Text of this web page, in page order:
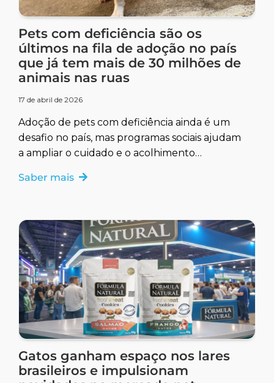
Pets com deficiência são os
últimos na fila de adoção no país
que já tem mais de 30 milhões de
animais nas ruas
17 de abril de 2026
Adoção de pets com deficiência ainda é um
desafio no país, mas programas sociais ajudam
a ampliar o cuidado e o acolhimento
Saber mais
Gatos ganham espaço nos lares
brasileiros e impulsionam